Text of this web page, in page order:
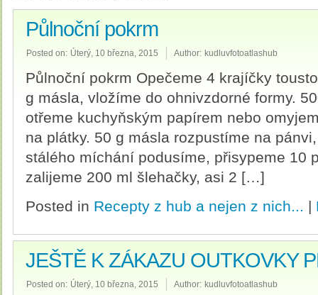
Půlnoční pokrm
Posted on: Úterý, 10 března, 2015 Author: kudluvfotoatlashub
Půlnoční pokrm Opečeme 4 krajíčky
g másla, vložíme do ohnivzdorné formy.
otřeme kuchyňským papírem nebo
na plátky. 50 g másla rozpustíme na
stálého míchání podusíme, přisypeme 10
zalijeme 200 ml šlehačky, asi 2 […]
Posted in Recepty z hub a nejen z nich... |
JEŠTĚ K ZÁKAZU OUTKOVKY
Posted on: Úterý, 10 března, 2015 Author: kudluvfotoatlashub